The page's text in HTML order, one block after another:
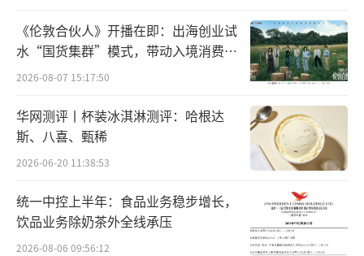
与美股相比，只有30多年历史的A股，显然
远没到成熟期，牛短熊长其实也不过是A股发展
变局
情绪最悲观的时候，人们往往容易忽视市
场的变化。
过去几年，监管层一直在推进制度层面的
改革，最主要的方向是大力吸引国内外的长期
《伦敦合伙人》开播在即：出海创业试
水“国货集群”模式，带动入境消费反
向种草
2026-08-07 15:17:50
华网测评丨杯装冰淇淋测评：哈根达
斯、八喜、甄稀
2026-06-20 11:38:53
统一中控上半年：食品业务稳步增长，
饮品业务除奶茶外全线承压
2026-08-06 09:56:12